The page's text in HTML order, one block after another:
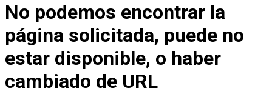
No podemos encontrar la
página solicitada, puede no
estar disponible, o haber
cambiado de URL